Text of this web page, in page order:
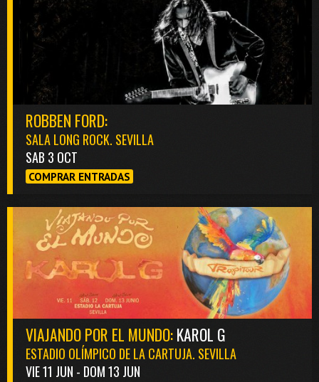
ROBBEN FORD:
SALA LONG ROCK. SEVILLA
SAB 3 OCT
COMPRAR ENTRADAS
VIAJANDO POR EL MUNDO:KAROL G
ESTADIO OLÍMPICO DE LA CARTUJA. SEVILLA
VIE 11 JUN - DOM 13 JUN